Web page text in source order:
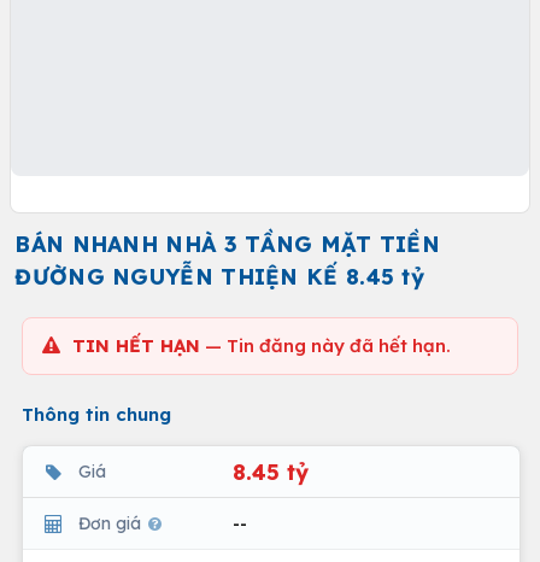
BÁN NHANH NHÀ 3 TẦNG MẶT TIỀN
ĐƯỜNG NGUYỄN THIỆN KẾ 8.45 tỷ
TIN HẾT HẠN — Tin đăng này đã hết hạn.
Thông tin chung
Giá 8.45 tỷ
Đơn giá --